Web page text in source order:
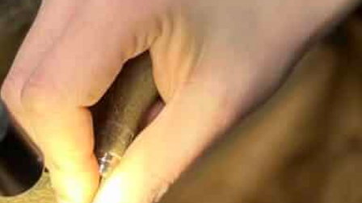
Alliance Or 3 Ors 18K demi-
jonc trois anneaux